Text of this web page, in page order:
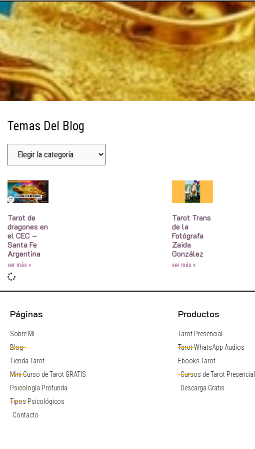
Temas Del Blog
Tarot de
dragones en
el CEC –
Santa Fe
Argentina
ver más »
Tarot Trans
de la
Fotógrafa
Zaida
González
ver más »
Páginas
Sobre Mí
Blog
Tienda Tarot
Mini Curso de Tarot GRATIS
Psicología Profunda
Tipos Psicológicos
Contacto
Productos
Tarot Presencial
Tarot WhatsApp Audios
Ebooks Tarot
Cursos de Tarot Presencial
Descarga Gratis